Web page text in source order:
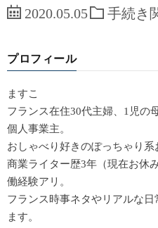
2020.05.05 手続き
プロフィール
ますこ
フランス在住30代主婦、1児の母
個人事業主。
おしゃべり好きのぽっちゃり系
商業ライター歴3年（現在お休
働経験アリ。
フランス時事ネタやリアルな
ます。